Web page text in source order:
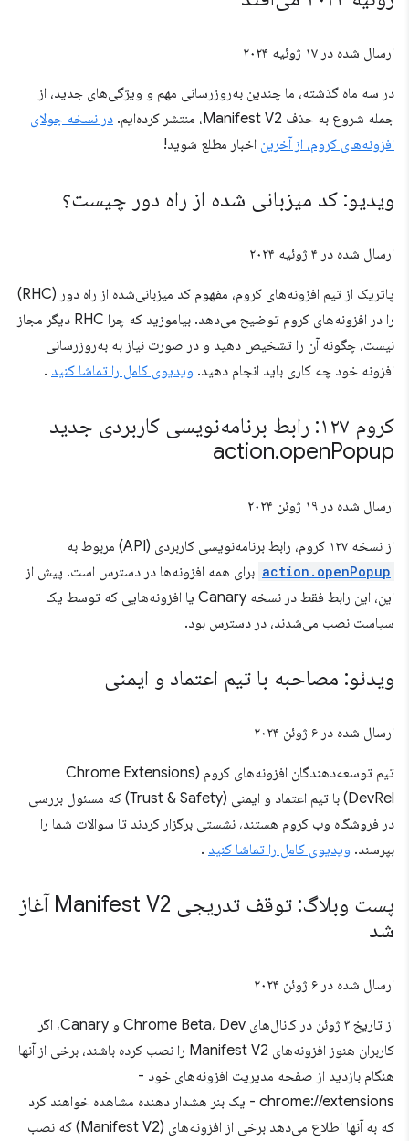
ارسال شده در۱۷ ژوئیه ۲۰۲۴
در سه ماه گذشته، ما چندین به‌روزرسانی مهم و ویژگی‌های جدید، از
جمله شروع به حذف Manifest V2، منتشر کرده‌ایم.
در نسخه جولای
افزونه‌های کروم، از آخریناخبار مطلع شوید!
ویدیو: کد میزبانی شده از راه دور چیست؟
ارسال شده در۴ ژوئیه ۲۰۲۴
پاتریک از تیم افزونه‌های کروم، مفهوم کد میزبانی‌شده از راه دور (RHC)
را در افزونه‌های کروم توضیح می‌دهد. بیاموزید که چرا RHC دیگر مجاز
نیست، چگونه آن را تشخیص دهید و در صورت نیاز به به‌روزرسانی
افزونه خود چه کاری باید انجام دهید. ویدیوی کامل را تماشا کنید.
کروم ۱۲۷: رابط برنامه‌نویسی کاربردی جدید
action.openPopup
ارسال شده در۱۹ ژوئن ۲۰۲۴
از نسخه ۱۲۷ کروم، رابط برنامه‌نویسی کاربردی (API) مربوط به
action.openPopup
برای همه افزونه‌ها در دسترس است. پیش از
این، این رابط فقط در نسخه Canary یا افزونه‌هایی که توسط یک
سیاست نصب می‌شدند، در دسترس بود.
ویدئو: مصاحبه با تیم اعتماد و ایمنی
ارسال شده در۶ ژوئن ۲۰۲۴
تیم توسعه‌دهندگان افزونه‌های کروم (Chrome Extensions
DevRel) با تیم اعتماد و ایمنی (Trust & Safety) که مسئول بررسی
در فروشگاه وب کروم هستند، نشستی برگزار کردند تا سوالات شما را
بپرسند. ویدیوی کامل را تماشا کنید.
پست وبلاگ: توقف تدریجی Manifest V2 آغاز
شد
ارسال شده در۶ ژوئن ۲۰۲۴
از تاریخ ۳ ژوئن در کانال‌های Chrome Beta، Dev و Canary، اگر
کاربران هنوز افزونه‌های Manifest V2 را نصب کرده باشند، برخی از آنها
هنگام بازدید از صفحه مدیریت افزونه‌های خود -
chrome://extensions - یک بنر هشدار دهنده مشاهده خواهند کرد
که به آنها اطلاع می‌دهد برخی از افزونه‌های (Manifest V2) که نصب